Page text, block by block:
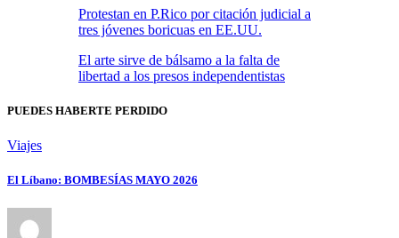
Protestan en P.Rico por citación judicial a
tres jóvenes boricuas en EE.UU.
El arte sirve de bálsamo a la falta de
libertad a los presos independentistas
PUEDES HABERTE PERDIDO
Viajes
El Líbano: BOMBESÍAS MAYO 2026